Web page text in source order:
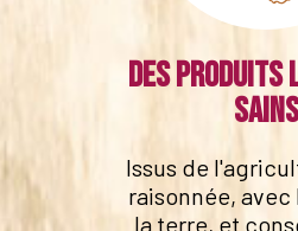
Des produits
sains
Issus de
raisonnée,
la terre, et